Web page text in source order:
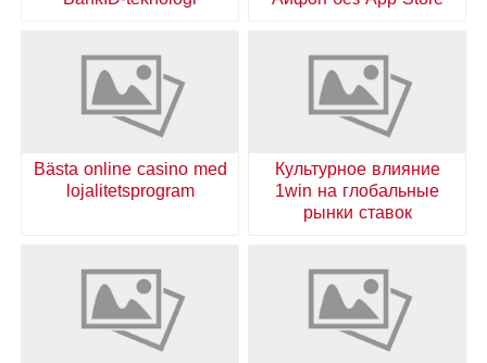
Культурное влияние
1win на глобальные
рынки ставок
Bästa online casino med
lojalitetsprogram